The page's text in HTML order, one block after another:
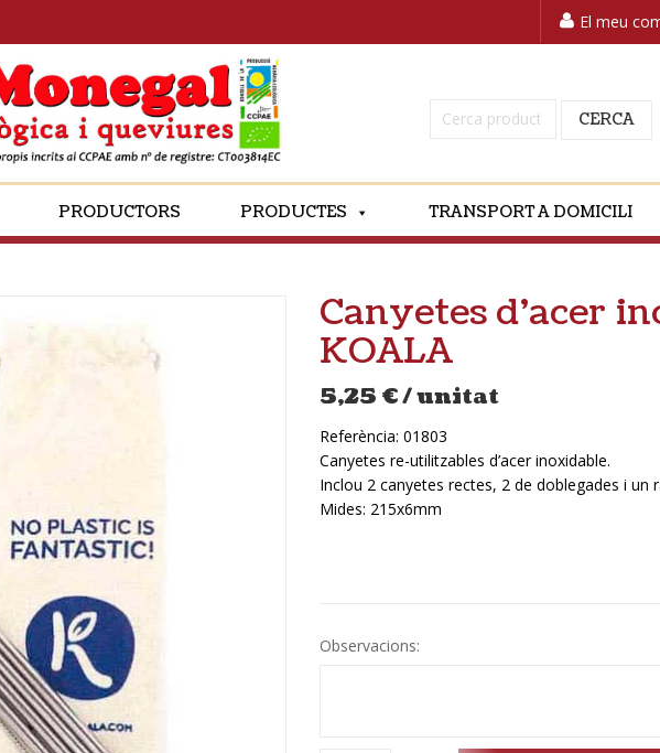
El meu
Cerca: CERCA
PRODUCTORS PRODUCTES TRANSPORT A DOMICILI
Canyetes d’acer
KOALA
5,25 €/ unitat
Referència: 01803
Canyetes re-utilitzables d’acer inoxidable.
Inclou 2 canyetes rectes, 2 de doblegades i
Mides: 215x6mm
Observacions: